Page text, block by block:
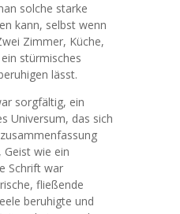
solche starke
kann, selbst wenn
Zimmer, Küche,
stürmisches
lässt.
sorgfältig, ein
Universum, das sich
wie ein
Schrift war
fließende
beruhigte und